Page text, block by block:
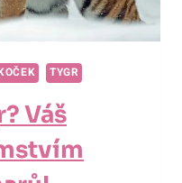
TYGR
Váš